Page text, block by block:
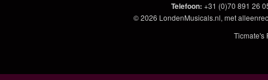
Telefoon: +31 (0)70 891 26
© 2026 LondenMusicals.nl, met
Ticmate's